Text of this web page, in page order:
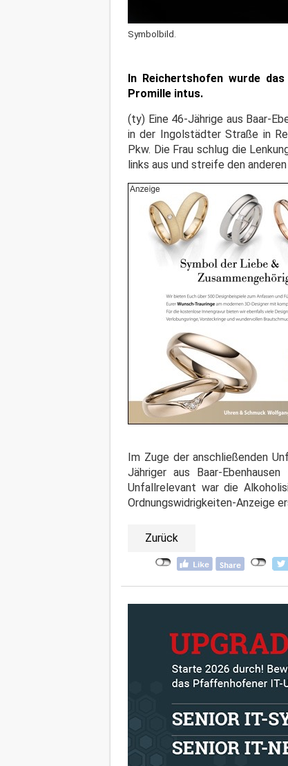
Symbolbild.
In Reichertshofen wurde
Promille intus.
(ty) Eine 46-Jährige aus Baar-
in der Ingolstädter Straße in
Pkw. Die Frau schlug die
links aus und streife den
Im Zuge der anschließenden
Jähriger aus Baar-
Unfallrelevant war die
Ordnungswidrigkeiten-Anzeige
Zurück